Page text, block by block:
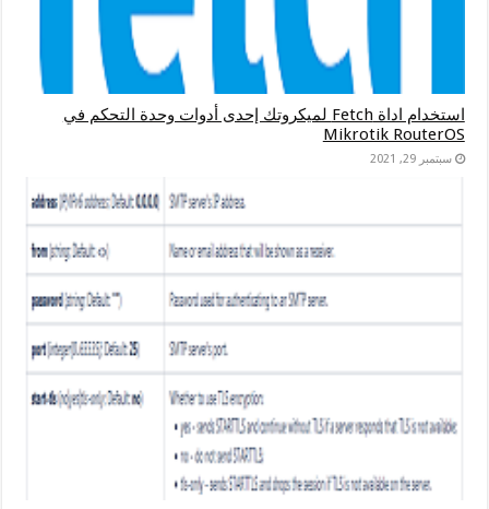
استخدام اداة Fetch لميكروتك إحدى أدوات وحدة التحكم في
Mikrotik RouterOS
سبتمبر 29, 2021